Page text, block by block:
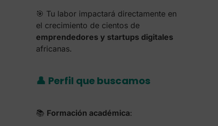
🎯 Tu labor impactará directamente en
el crecimiento de cientos de
emprendedores y startups digitales
africanas.
👤 Perfil que buscamos
📚 Formación académica: